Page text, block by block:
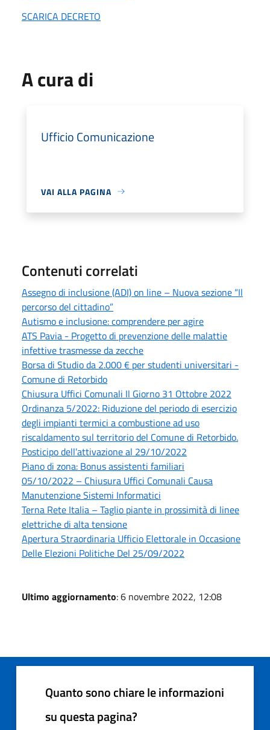
SCARICA DECRETO
A cura di
Ufficio Comunicazione
VAI ALLA PAGINA
Contenuti correlati
Assegno di inclusione (ADI) on line – Nuova sezione “Il
percorso del cittadino”
Autismo e inclusione: comprendere per agire
ATS Pavia - Progetto di prevenzione delle malattie
infettive trasmesse da zecche
Borsa di Studio da 2.000 € per studenti universitari -
Comune di Retorbido
Chiusura Uffici Comunali Il Giorno 31 Ottobre 2022
Ordinanza 5/2022: Riduzione del periodo di esercizio
degli impianti termici a combustione ad uso
riscaldamento sul territorio del Comune di Retorbido.
Posticipo dell’attivazione al 29/10/2022
Piano di zona: Bonus assistenti familiari
05/10/2022 – Chiusura Uffici Comunali Causa
Manutenzione Sistemi Informatici
Terna Rete Italia – Taglio piante in prossimità di linee
elettriche di alta tensione
Apertura Straordinaria Ufficio Elettorale in Occasione
Delle Elezioni Politiche Del 25/09/2022
Ultimo aggiornamento: 6 novembre 2022, 12:08
Quanto sono chiare le informazioni
su questa pagina?